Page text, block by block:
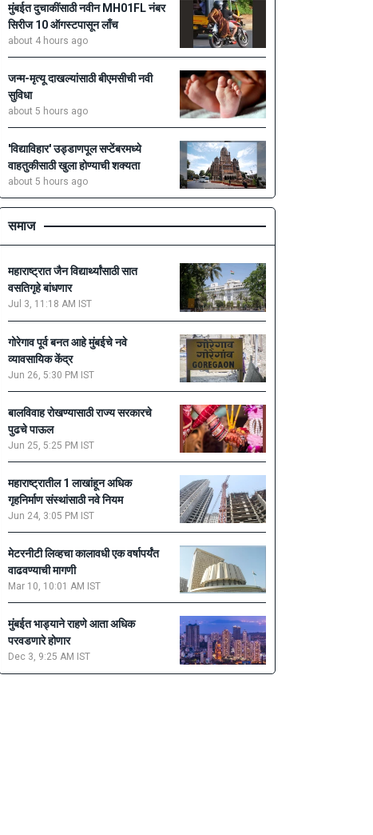
मुंबईत दुचाकींसाठी नवीन MH01FL नंबर
सिरीज 10 ऑगस्टपासून लाँच
about 4 hours ago
जन्म-मृत्यू दाखल्यांसाठी बीएमसीची नवी
सुविधा
about 5 hours ago
'विद्याविहार' उड्डाणपूल सप्टेंबरमध्ये
वाहतुकीसाठी खुला होण्याची शक्यता
about 5 hours ago
समाज
महाराष्ट्रात जैन विद्यार्थ्यांसाठी सात
वसतिगृहे बांधणार
Jul 3, 11:18 AM IST
गोरेगाव पूर्व बनत आहे मुंबईचे नवे
व्यावसायिक केंद्र
Jun 26, 5:30 PM IST
बालविवाह रोखण्यासाठी राज्य सरकारचे
पुढचे पाऊल
Jun 25, 5:25 PM IST
महाराष्ट्रातील 1 लाखांहून अधिक
गृहनिर्माण संस्थांसाठी नवे नियम
Jun 24, 3:05 PM IST
मेटरनीटी लिव्हचा कालावधी एक वर्षापर्यंत
वाढवण्याची मागणी
Mar 10, 10:01 AM IST
मुंबईत भाड्याने राहणे आता अधिक
परवडणारे होणार
Dec 3, 9:25 AM IST